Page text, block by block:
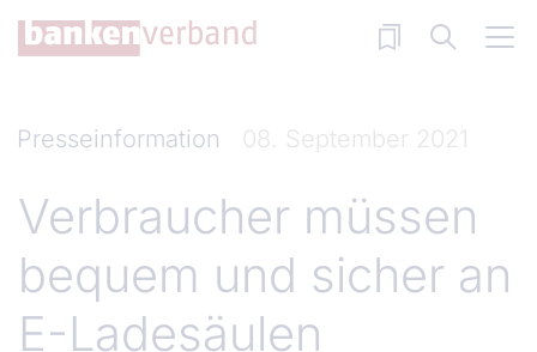
Direkt zum Inhalt
Presseinformation 08. September 2021
Verbraucher müssen
bequem und sicher an
E-Ladesäulen